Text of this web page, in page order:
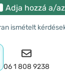
Adja hozzá a/az
ismételt
06 1 808 9238